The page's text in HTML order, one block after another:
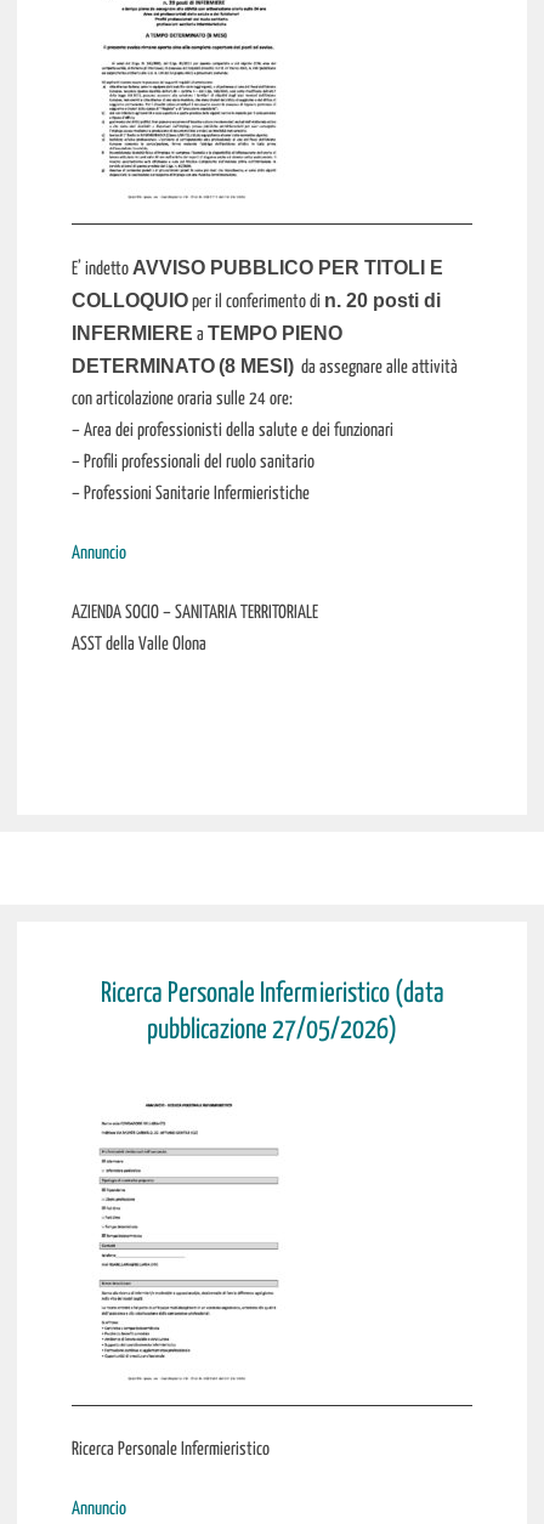
E’ indetto AVVISO PUBBLICO PER TITOLI E
COLLOQUIO per il conferimento di n. 20 posti di
INFERMIERE a TEMPO PIENO
DETERMINATO(8 MESI) da assegnare alle attività
con articolazione oraria sulle 24 ore:
– Area dei professionisti della salute e dei funzionari
– Profili professionali del ruolo sanitario
– Professioni Sanitarie Infermieristiche
Annuncio
AZIENDA SOCIO – SANITARIA TERRITORIALE
ASST della Valle Olona
Ricerca Personale Infermieristico (data
pubblicazione 27/05/2026)
Ricerca Personale Infermieristico
Annuncio